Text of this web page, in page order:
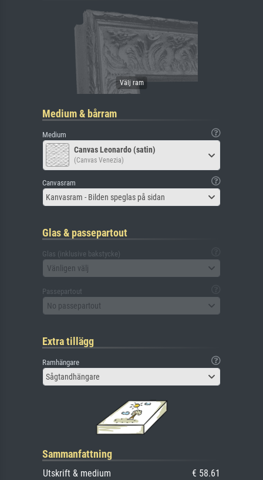
Medium & bårram
Medium
Canvas Leonardo (satin)
(Canvas Venezia)
Canvasram
Kanvasram - Bilden speglas på sidan
Glas & passepartout
Glas (inklusive bakstycke)
Vänligen välj
Passepartout
No passepartout
Extra tillägg
Ramhängare
Sågtandhängare
Sammanfattning
Utskrift & medium
€ 58.61